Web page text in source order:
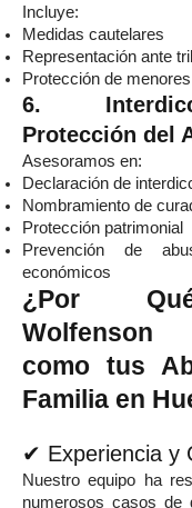
Incluye:
Medidas cautelares
Representación ante
Protección de
6.
Protección del
Asesoramos en:
Declaración de
Nombramiento de
Protección patrimonial
Prevención de
económicos
¿Por
Wolfenson
como tus
Familia en
✔ Experiencia y
Nuestro equipo ha
numerosos casos de